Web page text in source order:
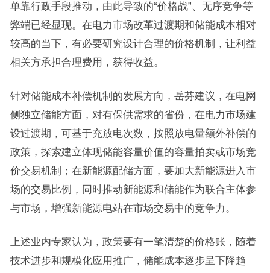
单靠行政手段推动，由此导致的“价格战”、无序竞争等
弊端已经显现。在电力市场改革过渡期和储能成本相对
较高的当下，有必要研究设计合理的价格机制，让利益
相关方承担合理费用，获得收益。
针对储能成本补偿机制的发展方向，岳芬建议，在电网
侧独立储能方面，对有保供需求的省份，在电力市场建
设过渡期，可基于充放电次数，按照放电量额外补偿的
政策，探索建立体现储能容量价值的容量拍卖或市场竞
价交易机制；在新能源配储方面，要加大新能源进入市
场的交易比例，同时推动新能源和储能作为联合主体参
与市场，增强新能源电站在市场交易中的竞争力。
上述业内专家认为，政策要有一笔清楚的价格账，随着
技术进步和规模化应用推广，储能成本逐步呈下降趋